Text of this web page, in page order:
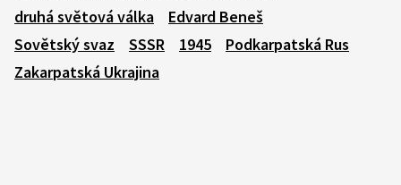
druhá světová válka
Edvard Beneš
Sovětský svaz
SSSR 1945
Podkarpatská Rus
Zakarpatská Ukrajina